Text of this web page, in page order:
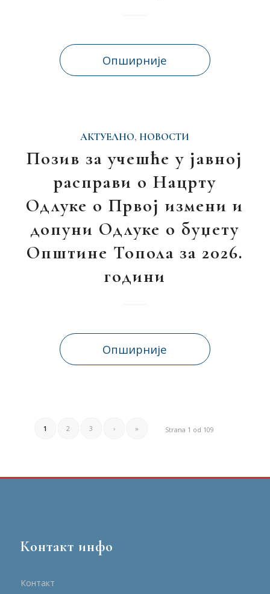
Опширније
АКТУЕЛНО, НОВОСТИ
Позив за учешће у јавној
расправи о Нацрту
Одлуке о Првој измени и
допуни Одлуке о буџету
Општине Топола за 2026.
години
Опширније
Strana 1 od 109
1 2 3 › »
Контакт инфо
Контакт